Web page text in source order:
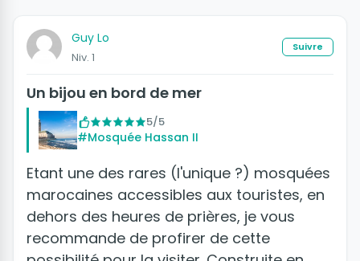
Guy Lo
Niv. 1
Suivre
Un bijou en bord de mer
5/5
#Mosquée Hassan II
Etant une des rares (l'unique ?) mosquées
marocaines accessibles aux touristes, en
dehors des heures de prières, je vous
recommande de profirer de cette